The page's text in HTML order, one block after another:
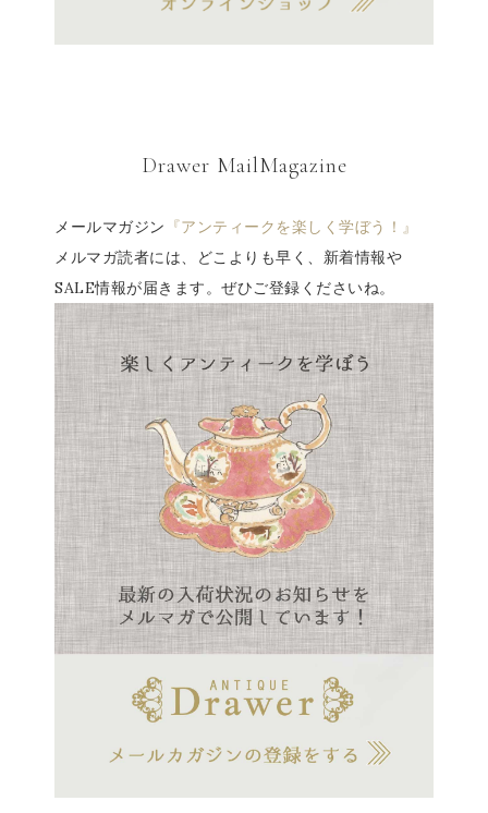
Drawer MailMagazine
メールマガジン 『アンティークを楽しく学ぼう！』
メルマガ読者には、どこよりも早く、新着情報や
SALE情報が届きます。ぜひご登録くださいね。